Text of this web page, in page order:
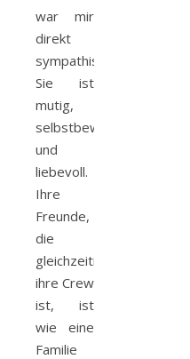
war mir
direkt
sympathisch.
Sie ist
mutig,
selbstbewusst
und
liebevoll.
Ihre
Freunde,
die
gleichzeitig
ihre Crew
ist, ist
wie eine
Familie